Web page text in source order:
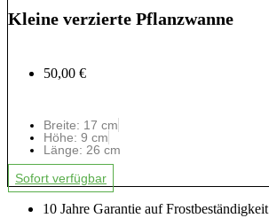
Kleine verzierte Pflanzwanne
50,00 €
Breite: 17 cm
Höhe: 9 cm
Länge: 26 cm
Sofort verfügbar
10 Jahre Garantie auf Frostbeständigkeit